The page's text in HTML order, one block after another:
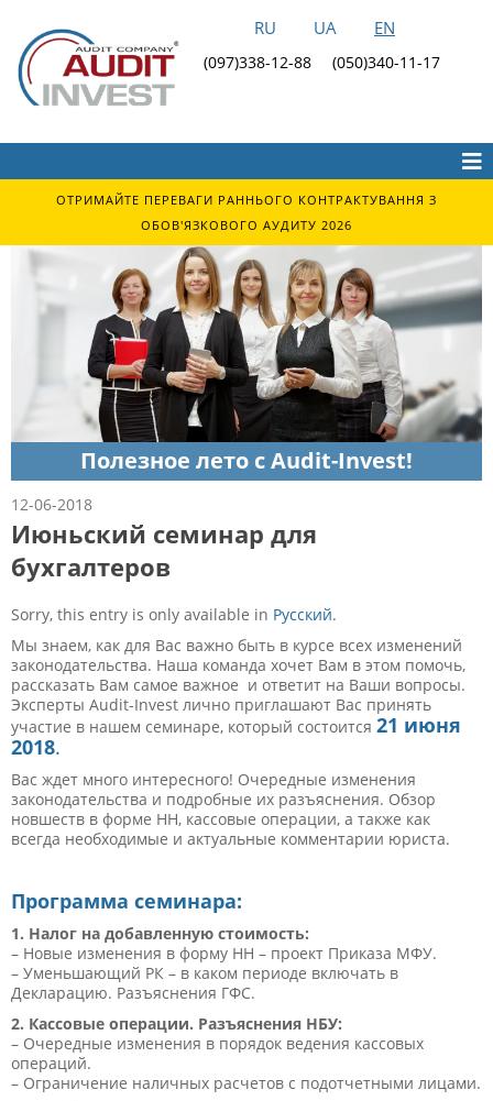
RU UA EN
(097)338-12-88 (050)340-11-17
ОТРИМАЙТЕ ПЕРЕВАГИ РАННЬОГО КОНТРАКТУВАННЯ З
ОБОВ'ЯЗКОВОГО АУДИТУ 2026
Полезное лето с Audit-Invest!
12-06-2018
Июньский семинар для
бухгалтеров
Sorry, this entry is only available in Русский.
Мы знаем, как для Вас важно быть в курсе всех изменений
законодательства. Наша команда хочет Вам в этом помочь,
рассказать Вам самое важное и ответит на Ваши вопросы.
Эксперты Audit-Invest лично приглашают Вас принять
участие в нашем семинаре, который состоится 21 июня
2018.
Вас ждет много интересного! Очередные изменения
законодательства и подробные их разъяснения. Обзор
новшеств в форме НН, кассовые операции, а также как
всегда необходимые и актуальные комментарии юриста.
Программа семинара:
1. Налог на добавленную стоимость:
– Новые изменения в форму НН – проект Приказа МФУ.
– Уменьшающий РК – в каком периоде включать в
Декларацию. Разъяснения ГФС.
2. Кассовые операции. Разъяснения НБУ:
– Очередные изменения в порядок ведения кассовых
операций.
– Ограничение наличных расчетов с подотчетными лицами.